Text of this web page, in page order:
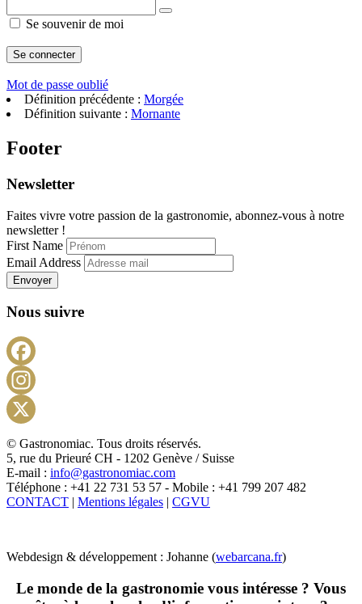
Se souvenir de moi
Mot de passe oublié
Définition précédente : Morgée
Définition suivante : Mornante
Footer
Newsletter
Faites vivre votre passion de la gastronomie, abonnez-vous à notre
newsletter !
First Name
Email Address
Envoyer
Nous suivre
X
© Gastronomiac. Tous droits réservés.
5, rue du Prieuré CH - 1202 Genève / Suisse
E-mail : info@gastronomiac.com
Téléphone : +41 22 731 53 57 - Mobile : +41 799 207 482
CONTACT | Mentions légales | CGVU
Webdesign & développement : Johanne (webarcana.fr)
Le monde de la gastronomie vous intéresse ? Vous